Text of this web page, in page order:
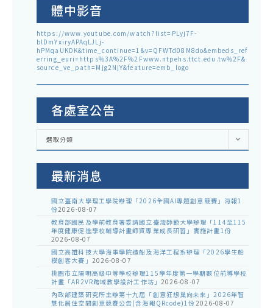
體中影音
https://www.youtube.com/watch?list=PLyj7F-
blDmYxiryAPAqLJLj-
hPMqaUKDK&time_continue=1&v=QFWTd08M8do&embeds_ref
erring_euri=https%3A%2F%2Fwww.ntpehs.ttct.edu.tw%2F&
source_ve_path=Mjg2NjY&feature=emb_logo
各處室公告
各
室
告
選取分類
最新消息
國立臺南大學理工學院辦理「2026全國AI專題創意競賽」海報1
份2026-08-07
教育部國民及學前教育署委請國立臺灣師範大學辦理「114至115
年度健康促進學校輔導計畫師資專業成長研習」實施計畫1份
2026-08-07
國立高雄科技大學海事學院造船及海洋工程系辦理「2026學生船
模創客大賽」 2026-08-07
桃園市立陽明高級中等學校辦理115學年度第一學期數位前導學校
計畫「AR2VR跨域教學設計工作坊」 2026-08-07
內政部建築研究所主辦第十九屆「創意狂想巢向未來」2026年智
慧化居住空間創意競賽公告(含海報QRcode)1份2026-08-07